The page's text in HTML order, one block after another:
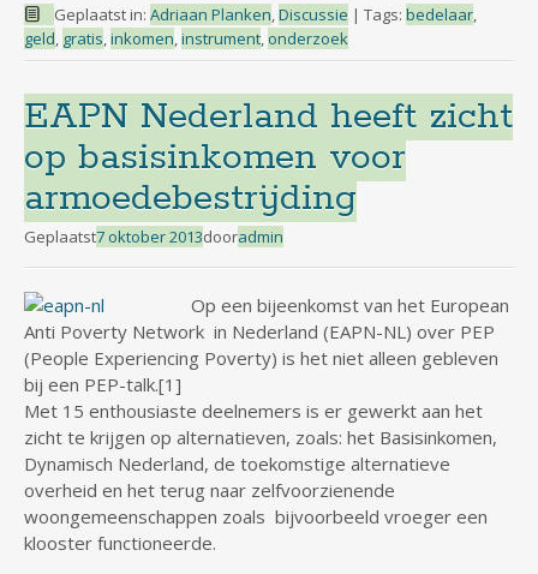
Geplaatst in: Adriaan Planken,Discussie | Tags: bedelaar,
geld, gratis,inkomen,instrument, onderzoek
EAPN Nederland heeft zicht
op basisinkomen voor
armoedebestrijding
Geplaatst7 oktober 2013dooradmin
Op een bijeenkomst van het European
Anti Poverty Network in Nederland (EAPN-NL) over PEP
(People Experiencing Poverty) is het niet alleen gebleven
bij een PEP-talk.[1]
Met 15 enthousiaste deelnemers is er gewerkt aan het
zicht te krijgen op alternatieven, zoals: het Basisinkomen,
Dynamisch Nederland, de toekomstige alternatieve
overheid en het terug naar zelfvoorzienende
woongemeenschappen zoals bijvoorbeeld vroeger een
klooster functioneerde.